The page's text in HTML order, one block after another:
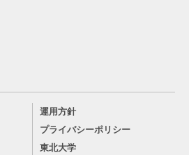
運用方針
プライバシーポリシー
東北大学